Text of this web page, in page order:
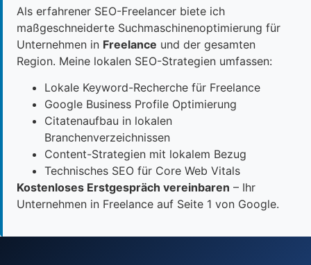
Als erfahrener SEO-Freelancer biete ich
maßgeschneiderte Suchmaschinenoptimierung für
Unternehmen in Freelance und der gesamten
Region. Meine lokalen SEO-Strategien umfassen:
Lokale Keyword-Recherche für Freelance
Google Business Profile Optimierung
Citatenaufbau in lokalen
Branchenverzeichnissen
Content-Strategien mit lokalem Bezug
Technisches SEO für Core Web Vitals
Kostenloses Erstgespräch vereinbaren – Ihr
Unternehmen in Freelance auf Seite 1 von Google.